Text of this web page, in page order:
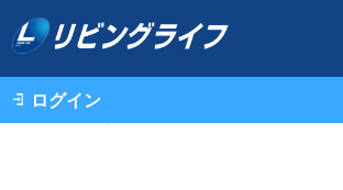
ログイン
不動産情報（一戸建て・中古マンション・土地